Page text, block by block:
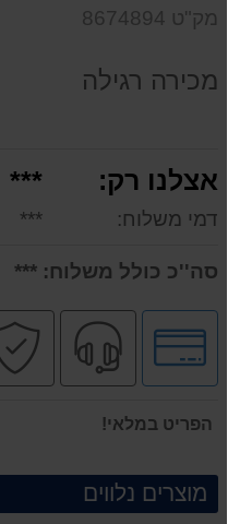
מק"ט 8674894
מכירה רגילה
אצלנו רק: ***
דמי משלוח: ***
סה''כ כולל משלוח: ***
לחץ
לאפשרויות
תשלומים
שירות
מקצועי
הפריט במלאי!
מוצרים נלווים